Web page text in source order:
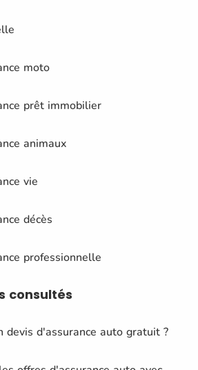
moto
prêt immobilier
animaux
vie
décès
professionnelle
consultés
devis d'assurance auto gratuit ?